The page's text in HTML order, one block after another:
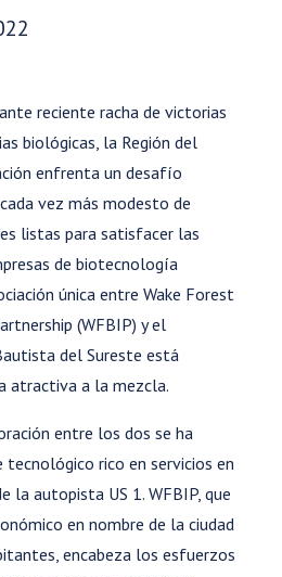
reciente racha de victorias
biológicas, la Región del
enfrenta un desafío
vez más modesto de
listas para satisfacer las
de biotecnología
única entre Wake Forest
(WFBIP) y el
del Sureste está
atractiva a la mezcla.
entre los dos se ha
tecnológico rico en servicios en
la autopista US 1. WFBIP, que
en nombre de la ciudad
encabeza los esfuerzos